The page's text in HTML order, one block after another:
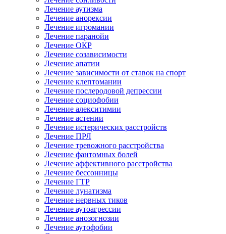
Лечение аутизма
Лечение анорексии
Лечение игромании
Лечение паранойи
Лечение ОКР
Лечение созависимости
Лечение апатии
Лечение зависимости от ставок на спорт
Лечение клептомании
Лечение послеродовой депрессии
Лечение социофобии
Лечение алекситимии
Лечение астении
Лечение истерических расстройств
Лечение ПРЛ
Лечение тревожного расстройства
Лечение фантомных болей
Лечение аффективного расстройства
Лечение бессонницы
Лечение ГТР
Лечение лунатизма
Лечение нервных тиков
Лечение аутоагрессии
Лечение анозогнозии
Лечение аутофобии